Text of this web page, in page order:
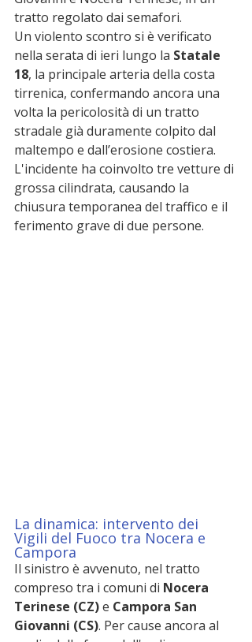
tratto regolato dai semafori.
Un violento scontro si è verificato
nella serata di ieri lungo la Statale
18, la principale arteria della costa
tirrenica, confermando ancora una
volta la pericolosità di un tratto
stradale già duramente colpito dal
maltempo e dall’erosione costiera.
L'incidente ha coinvolto tre vetture di
grossa cilindrata, causando la
chiusura temporanea del traffico e il
ferimento grave di due persone.
La dinamica: intervento dei
Vigili del Fuoco tra Nocera e
Campora
Il sinistro è avvenuto, nel tratto
compreso tra i comuni di Nocera
Terinese (CZ) e Campora San
Giovanni (CS). Per cause ancora al